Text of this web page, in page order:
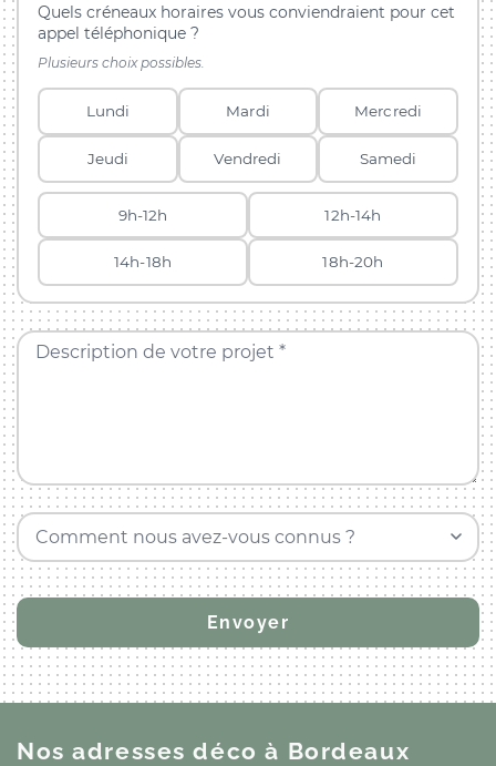
Quels créneaux horaires vous conviendraient pour cet
appel téléphonique ?
Plusieurs choix possibles.
Lundi Mardi Mercredi
Jeudi Vendredi Samedi
9h-12h 12h-14h
14h-18h 18h-20h
Description de votre projet *
Comment nous avez-vous connus ?
Nos adresses décoà Bordeaux